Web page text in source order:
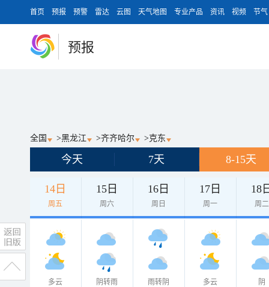
首页 预报 预警 雷达 云图 天气地图 专业产品 资讯 视频 节气
预报
全国 >黑龙江 >齐齐哈尔 >克东
今天 7天 8-15天
14日
周五
15日
周六
16日
周日
17日
周一
18
周二
多云 阴转雨 雨转阴 多云 阴